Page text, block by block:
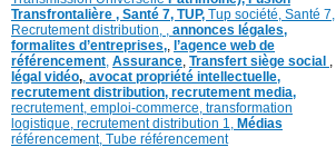
Transfrontalière , Santé 7, TUP, Tup société, Santé 7,
Recrutement distribution, , annonces légales,
formalites d’entreprises,, l’agence web de
référencement, Assurance, Transfert siège social ,
légal vidéo,, avocat propriété intellectuelle,
recrutement distribution, recrutement media,
recrutement, emploi-commerce, transformation
logistique, recrutement distribution 1, Médias
référencement, Tube référencement